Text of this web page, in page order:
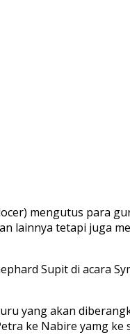
mengutus para
lainnya tetapi juga
Supit di acara
yang akan
ke Nabire yamg ke